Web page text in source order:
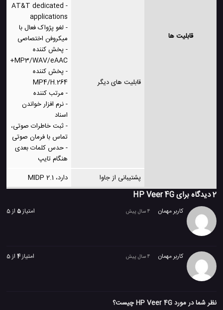
قابلیت ها
قابلیت های دیگر
- AT&T dedicated
applications
- لغو پژواک فعال با
میکروفن اختصاصی
- پخش کننده
MP3/WAV/eAAC+
- پخش کننده
MP4/H.264
- مرتب کننده
- نرم افزار خواندن
اسناد
- ثبت خاطرات صوتی،
تماس با فرمان صوتی
- حدس کلمات بعدی
هنگام تایپ
پشتیبانی از جاوا
دارد، MIDP 2.1
2 دیدگاه برای HP Veer 4G
امتیاز5 از 5 کاربر مهمان 4 سال پیش
امتیاز4 از 5 کاربر مهمان 4 سال پیش
نظر شما در مورد HP Veer 4G چیست؟